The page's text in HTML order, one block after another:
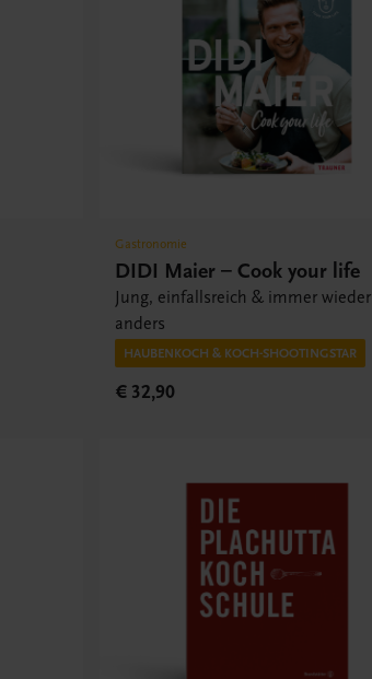
Gastronomie
DIDI Maier – Cook your life
Jung, einfallsreich & immer wieder
anders
HAUBENKOCH & KOCH-SHOOTINGSTAR
€ 32,90